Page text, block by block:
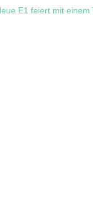
E1 feiert mit